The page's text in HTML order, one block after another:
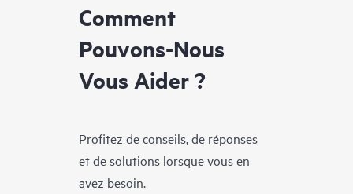
Comment
Pouvons-Nous
Vous Aider ?
Profitez de conseils, de réponses
et de solutions lorsque vous en
avez besoin.